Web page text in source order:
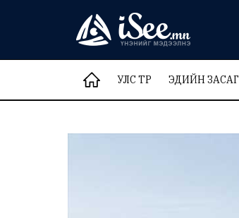
УЛС ТӨР ЭДИЙН ЗАСАГ